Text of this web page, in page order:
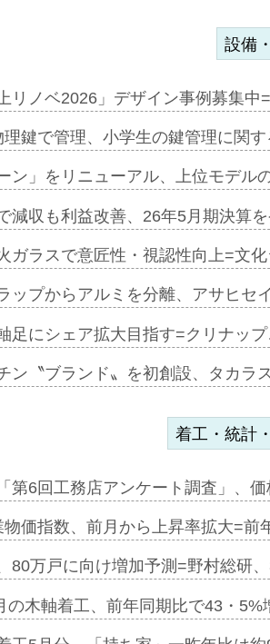
設備
リノベ2026」デザイン事例募集中
理鍵で管理、小学生の鍵管理に関
ーン」をリニューアル、上位モデ
減収も利益改善、26年5月期決算
ガラスで意匠性・視認性向上=文
ップからアルミを分離、アサヒ
足にシェア拡大目指す=クリナッ
ン〝ブランド〟を初創設、タカ
着工・統計
第6回工務店アンケート調査」、
物価指数、前月から上昇率拡大=
80万戸に向け増加予測=野村総研
の木軸着工、前年同期比で43・